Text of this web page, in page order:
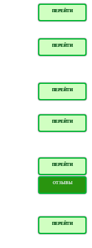
ПЕРЕЙТИ
ПЕРЕЙТИ
ПЕРЕЙТИ
ПЕРЕЙТИ
ПЕРЕЙТИ
ОТЗЫВЫ
ПЕРЕЙТИ